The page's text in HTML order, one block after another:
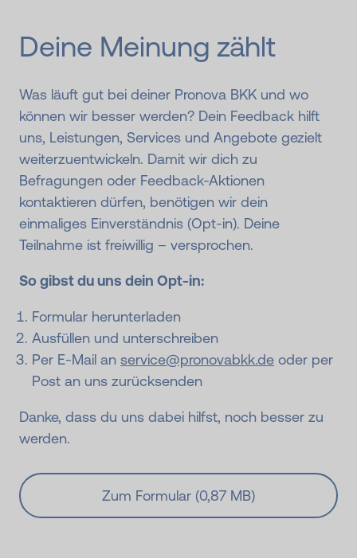
Deine Meinung zählt
Was läuft gut bei deiner Pronova BKK und wo
können wir besser werden? Dein Feedback hilft
uns, Leistungen, Services und Angebote gezielt
weiterzuentwickeln. Damit wir dich zu
Befragungen oder Feedback-Aktionen
kontaktieren dürfen, benötigen wir dein
einmaliges Einverständnis (Opt-in). Deine
Teilnahme ist freiwillig – versprochen.
So gibst du uns dein Opt-in:
Formular herunterladen
Ausfüllen und unterschreiben
Per E-Mail anservice@pronovabkk.de oder per
Post an uns zurücksenden
Danke, dass du uns dabei hilfst, noch besser zu
werden.
Zum Formular (0,87 MB)